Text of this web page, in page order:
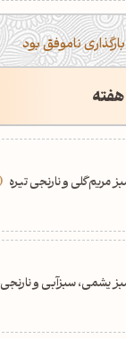
بارگذاری ناموفق بود
هفته
مریم‌گلی و نارنجی تیره
یشمی، سبزآبی و نارنجی